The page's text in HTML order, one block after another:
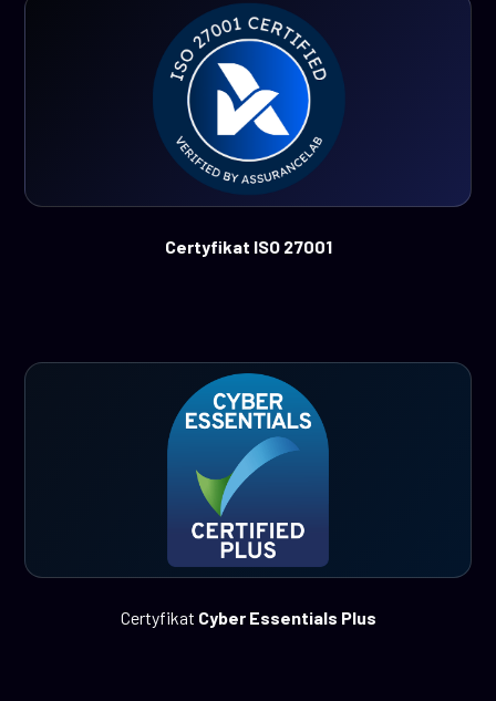
Certyfikat ISO 27001
Certyfikat Cyber Essentials Plus